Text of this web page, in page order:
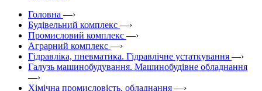
Головна —›
Будівельний комплекс —›
Промисловий комплекс —›
Аграрний комплекс —›
Гідравліка, пневматика. Гідравлічне устаткування —›
Галузь машинобудування. Машинобудівне обладнання
—›
Хімічна промисловість, обладнання —›